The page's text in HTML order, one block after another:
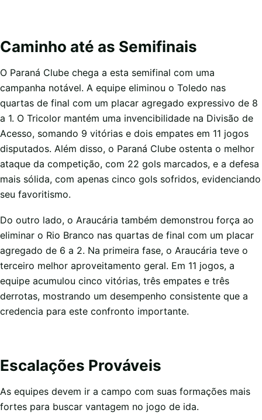
Caminho até as Semifinais
O Paraná Clube chega a esta semifinal com uma
campanha notável. A equipe eliminou o Toledo nas
quartas de final com um placar agregado expressivo de 8
a 1. O Tricolor mantém uma invencibilidade na Divisão de
Acesso, somando 9 vitórias e dois empates em 11 jogos
disputados. Além disso, o Paraná Clube ostenta o melhor
ataque da competição, com 22 gols marcados, e a defesa
mais sólida, com apenas cinco gols sofridos, evidenciando
seu favoritismo.
Do outro lado, o Araucária também demonstrou força ao
eliminar o Rio Branco nas quartas de final com um placar
agregado de 6 a 2. Na primeira fase, o Araucária teve o
terceiro melhor aproveitamento geral. Em 11 jogos, a
equipe acumulou cinco vitórias, três empates e três
derrotas, mostrando um desempenho consistente que a
credencia para este confronto importante.
Escalações Prováveis
As equipes devem ir a campo com suas formações mais
fortes para buscar vantagem no jogo de ida.